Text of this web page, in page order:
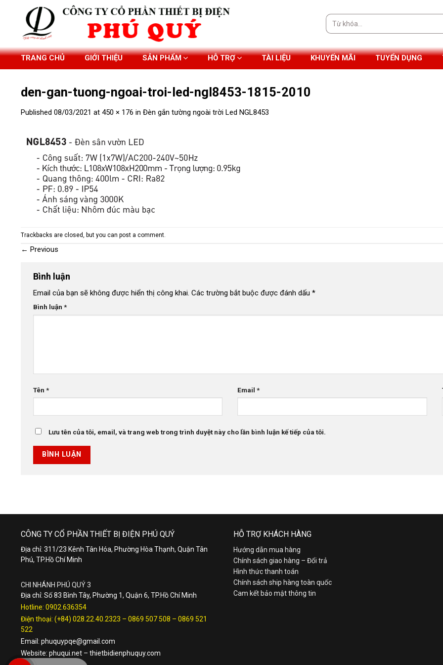
Tìm
kiếm:
TRANG CHỦ GIỚI THIỆU SẢN PHẨM HỖ TRỢ TÀI LIỆU KHUYẾN MÃI TUYỂN DỤNG
den-gan-tuong-ngoai-troi-led-ngl8453-1815-2010
Published 08/03/2021 at 450 × 176 in Đèn gắn tường ngoài trời Led NGL8453
Trackbacks are closed, but you can post a comment
← Previous
Bình luận
Email của bạn sẽ không được hiển thị công khai. Các trường bắt buộc được đánh dấu *
Bình luận *
Tên * Email*
Lưu tên của tôi, email, và trang web trong trình duyệt này cho lần bình luận kế tiếp của tôi.
CÔNG TY CỔ PHẦN THIẾT BỊ ĐIỆN PHÚ QUÝ
Địa chỉ: 311/23 Kênh Tân Hóa, Phường Hòa Thạnh, Quận Tân
Phú, TP.Hồ Chí Minh
CHI NHÁNH PHÚ QUÝ 3
Địa chỉ: Số 83 Bình Tây, Phường 1, Quận 6, TP.Hồ Chí Minh
Hotline: 0902.636354
Điện thoại: (+84) 028.22.40.2323 – 0869 507 508 – 0869 521
522
Email: phuquypqe@gmail.com
Website: phuqui.net – thietbidienphuquy.com
HỖ TRỢ KHÁCH HÀNG
Hướng dẫn mua hàng
Chính sách giao hàng – Đổi trả
Hình thức thanh toán
Chính sách ship hàng toàn quốc
Cam kết bảo mật thông tin